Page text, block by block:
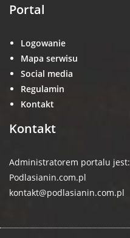
Portal
Logowanie
Mapa serwisu
Social media
Regulamin
Kontakt
Kontakt
Administratorem portalu jest:
Podlasianin.com.pl
kontakt@podlasianin.com.pl